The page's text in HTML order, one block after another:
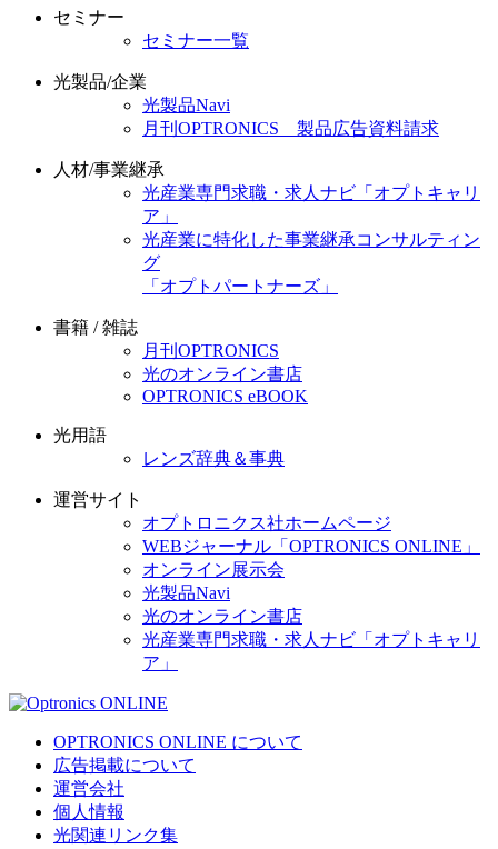
セミナー
セミナー一覧
光製品/企業
光製品Navi
月刊OPTRONICS 製品広告資料請求
人材/事業継承
光産業専門求職・求人ナビ「オプトキャリ
ア」
光産業に特化した事業継承コンサルティン
グ
「オプトパートナーズ」
書籍 / 雑誌
月刊OPTRONICS
光のオンライン書店
OPTRONICS eBOOK
光用語
レンズ辞典＆事典
運営サイト
オプトロニクス社ホームページ
WEBジャーナル「OPTRONICS ONLINE」
オンライン展示会
光製品Navi
光のオンライン書店
光産業専門求職・求人ナビ「オプトキャリ
ア」
OPTRONICS ONLINE について
広告掲載について
運営会社
個人情報
光関連リンク集